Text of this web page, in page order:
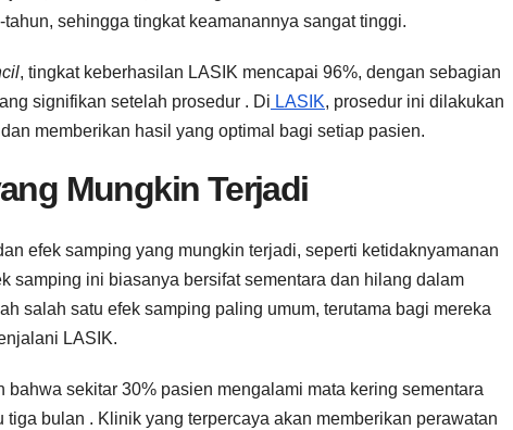
sehingga tingkat keamanannya sangat tinggi.
, tingkat keberhasilan LASIK mencapai 96%, dengan sebagian
signifikan setelah prosedur . Di LASIK, prosedur ini dilakukan
memberikan hasil yang optimal bagi setiap pasien.
Mungkin Terjadi
efek samping yang mungkin terjadi, seperti ketidaknyamanan
samping ini biasanya bersifat sementara dan hilang dalam
salah satu efek samping paling umum, terutama bagi mereka
LASIK.
bahwa sekitar 30% pasien mengalami mata kering sementara
bulan . Klinik yang terpercaya akan memberikan perawatan